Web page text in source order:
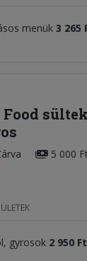
menük 3 265
Food
5 000 Ft
gyrosok 2 950 Ft